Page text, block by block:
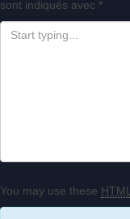
sont indiqués avec *
You may use these HTML